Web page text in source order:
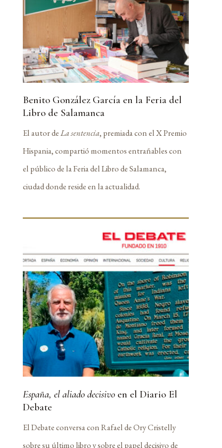
Benito González García en la Feria del
Libro de Salamanca
El autor deLa sentencia, premiada con el X Premio
Hispania, compartió momentos entrañables con
el público de la Feria del Libro de Salamanca,
ciudad donde reside en la actualidad.
España, el aliado decisivo en el Diario El
Debate
El Debate conversa con Rafael de Ory Cristelly
sobre su último libro y sobre el papel decisivo de